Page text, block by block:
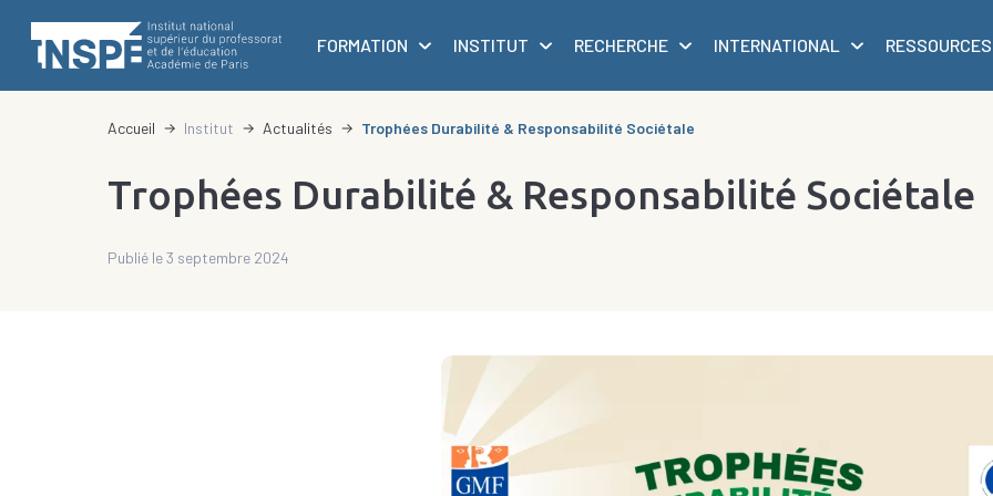
contenu
principal
principale
FORMATION
INSTITUT RECHERCHE INTERNATIONAL RESSOURCES
d'Ariane
Accueil Institut Actualités Trophées Durabilité & Responsabilité Sociétale
Trophées Durabilité & Responsabilité Sociétale
Publié le 3 septembre 2024